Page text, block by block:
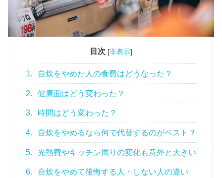
目次 [非表示]
1. 自炊をやめた人の食費はどうなった？
2. 健康面はどう変わった？
3. 時間はどう変わった？
4. 自炊をやめるなら何で代替するのがベスト？
5. 光熱費やキッチン周りの変化も意外と大きい
6. 自炊をやめて後悔する人・しない人の違い